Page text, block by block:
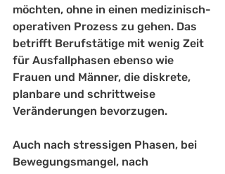
möchten, ohne in einen medizinisch-
operativen Prozess zu gehen. Das
betrifft Berufstätige mit wenig Zeit
für Ausfallphasen ebenso wie
Frauen und Männer, die diskrete,
planbare und schrittweise
Veränderungen bevorzugen.
Auch nach stressigen Phasen, bei
Bewegungsmangel, nach